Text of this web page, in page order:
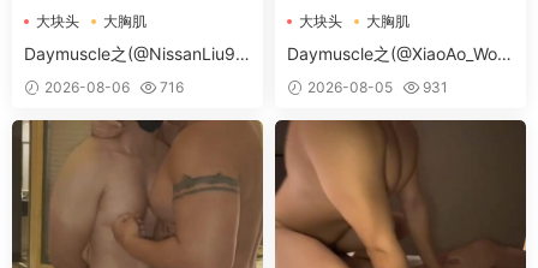
大块头
大胸肌
大胸肌肉男
Daymuscle之(@NissanLiu98
-@Nissan98）
2026-08-06 716
大块头
大胸肌
大胸肌肉男
Daymuscle之(@XiaoAo_Worl
d-@XiaoAo.art）
2026-08-05 931